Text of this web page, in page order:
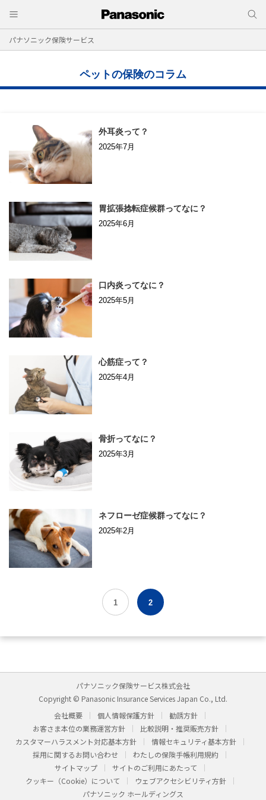
パナソニック保険サービス
ペットの保険のコラム
外耳炎って？
2025年7月
胃拡張捻転症候群ってなに？
2025年6月
口内炎ってなに？
2025年5月
心筋症って？
2025年4月
骨折ってなに？
2025年3月
ネフローゼ症候群ってなに？
2025年2月
1 2
パナソニック保険サービス株式会社
Copyright © Panasonic Insurance Services Japan Co., Ltd.
会社概要
個人情報保護方針
勧誘方針
お客さま本位の業務運営方針
比較説明・推奨販売方針
カスタマーハラスメント対応基本方針
情報セキュリティ基本方針
採用に関するお問い合わせ
わたしの保険手帳利用規約
サイトマップ
サイトのご利用にあたって
クッキー（Cookie）について
ウェブアクセシビリティ方針
パナソニック ホールディングス